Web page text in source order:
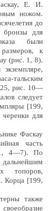
Е. И.
ножом.
до
для
были
к
(рис. 1, 8).
тальским
25, рис. 10—
следует
[199,
для
Фаскау
часть
1, 4—7). По
топоров,
Корца [199,
также